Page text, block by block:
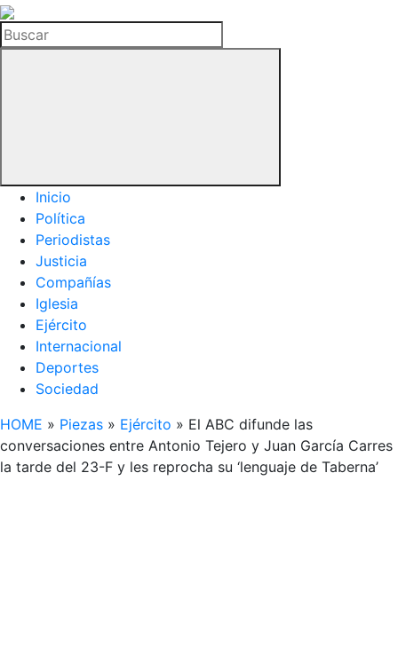
La
Hemeroteca
del
Buscar
Inicio
Política
Periodistas
Justicia
Compañías
Iglesia
Ejército
Internacional
Deportes
Sociedad
HOME » Piezas » Ejército » El ABC difunde las
conversaciones entre Antonio Tejero y Juan García Carres
la tarde del 23-F y les reprocha su ‘lenguaje de Taberna’